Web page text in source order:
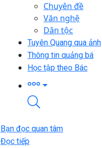
Chuyên đề
Văn nghệ
Dân tộc
Tuyên Quang qua ảnh
Thông tin quảng bá
Học tập theo Bác
Bạn đọc quan tâm
Đọc tiếp